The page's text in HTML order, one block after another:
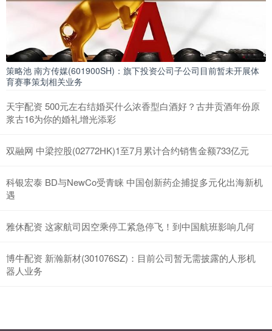
策略池 南方传媒(601900SH)：旗下投资公司子公司目前暂未开展体
育赛事策划相关业务
天宇配资 500元左右结婚买什么浓香型白酒好？古井贡酒年份原
浆古16为你的婚礼增光添彩
双融网 中梁控股(02772HK)1至7月累计合约销售金额733亿元
科银宏泰 BD与NewCo受青睐 中国创新药企捕捉多元化出海新机
遇
雅休配资 这家航司因空乘停工紧急停飞！到中国航班影响几何
博牛配资 新瀚新材(301076SZ)：目前公司暂无需披露的人形机
器人业务